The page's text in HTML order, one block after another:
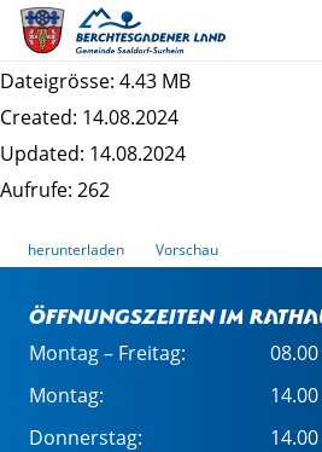
Schalltechnische
Bebauungsplan Saaldorf West
Dateigrösse: 4.43 MB
Created: 14.08.2024
Updated: 14.08.2024
Aufrufe: 262
herunterladen Vorschau
Öffnungszeiten im
Montag – Freitag:
Montag:
Donnerstag: